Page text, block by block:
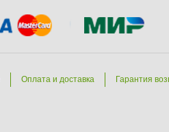
Оплата и доставка Гарантия